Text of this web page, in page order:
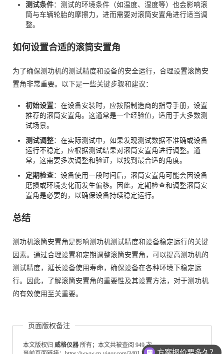
测试条件：测试的环境条件（如温度、湿度等）也会影响滚
筒与车辆轮胎的摩擦力，进而需要对滚筒安置角进行适当调
整。
如何设置合适的滚筒安置角
为了确保测功机的测试精度和设备的安全运行，合理设置滚筒安
置角非常重要。以下是一些关键步骤和建议：
初始设置：在设备安装时，应按照制造商的指导手册，设置
推荐的滚筒安置角。这通常是一个经验值，适用于大多数测
试场景。
测试调整：在实际测试中，如果发现测试数据不准确或设备
运行不稳定，应根据测试结果对滚筒安置角进行调整。通
常，这需要多次调整和验证，以找到最合适的角度。
定期检查：设备使用一段时间后，滚筒安置角可能会因设备
磨损或环境变化而发生偏移。因此，定期检查和调整滚筒安
置角是必要的，以确保设备持续稳定运行。
总结
测功机滚筒安置角是影响测功机测试精度和设备稳定运行的关键
因素。通过合理设置和定期调整滚筒安置角，可以提高测功机的
测试精度，延长设备使用寿命，确保设备在各种环境下稳定运
行。因此，了解滚筒安置角的重要性及其设置方法，对于测功机
的有效使用至关重要。
页面版权备注
本文版权归 威格仪器 所有；本文共被查阅 949 次。
方案报价要多久？